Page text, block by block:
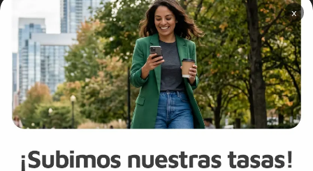
×
Información a clientes
Tasas y Tarifas
Reportes de sostenibilidad
Trabaja con Nosotros
Canal de integridad
Política de Diversidad e Inclusión